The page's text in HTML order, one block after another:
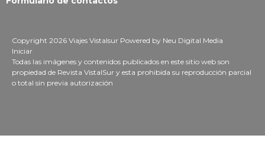
Copyright 2026 Viajes Vistalsur Powered by Neu Digital Media
Iniciar
Todas las imágenes y contenidos publicados en este sitio web son
propiedad de Revista VistalSur y esta prohibida su reproducción parcial
o total sin previa autorización